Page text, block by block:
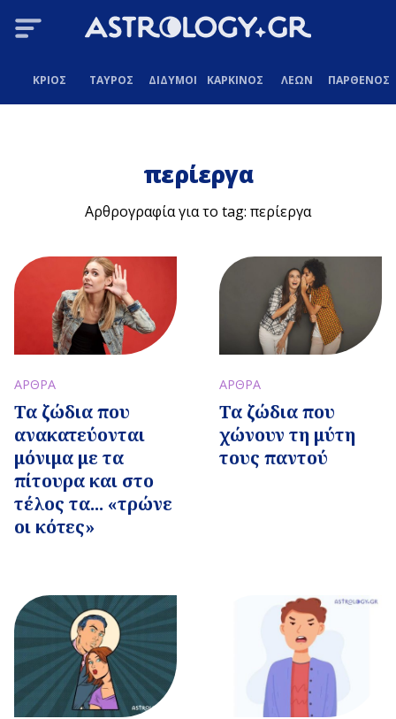
ΚΡΙΟΣ ΤΑΥΡΟΣ ΔΙΔΥΜΟΙ ΚΑΡΚΙΝΟΣ ΛΕΩΝ ΠΑΡΘΕΝΟΣ
περίεργα
Αρθρογραφία για το tag: περίεργα
ΑΡΘΡΑ
Τα ζώδια που
ανακατεύονται
μόνιμα με τα
πίτουρα και στο
τέλος τα... «τρώνε
οι κότες»
ΑΡΘΡΑ
Τα ζώδια που
χώνουν τη μύτη
τους παντού